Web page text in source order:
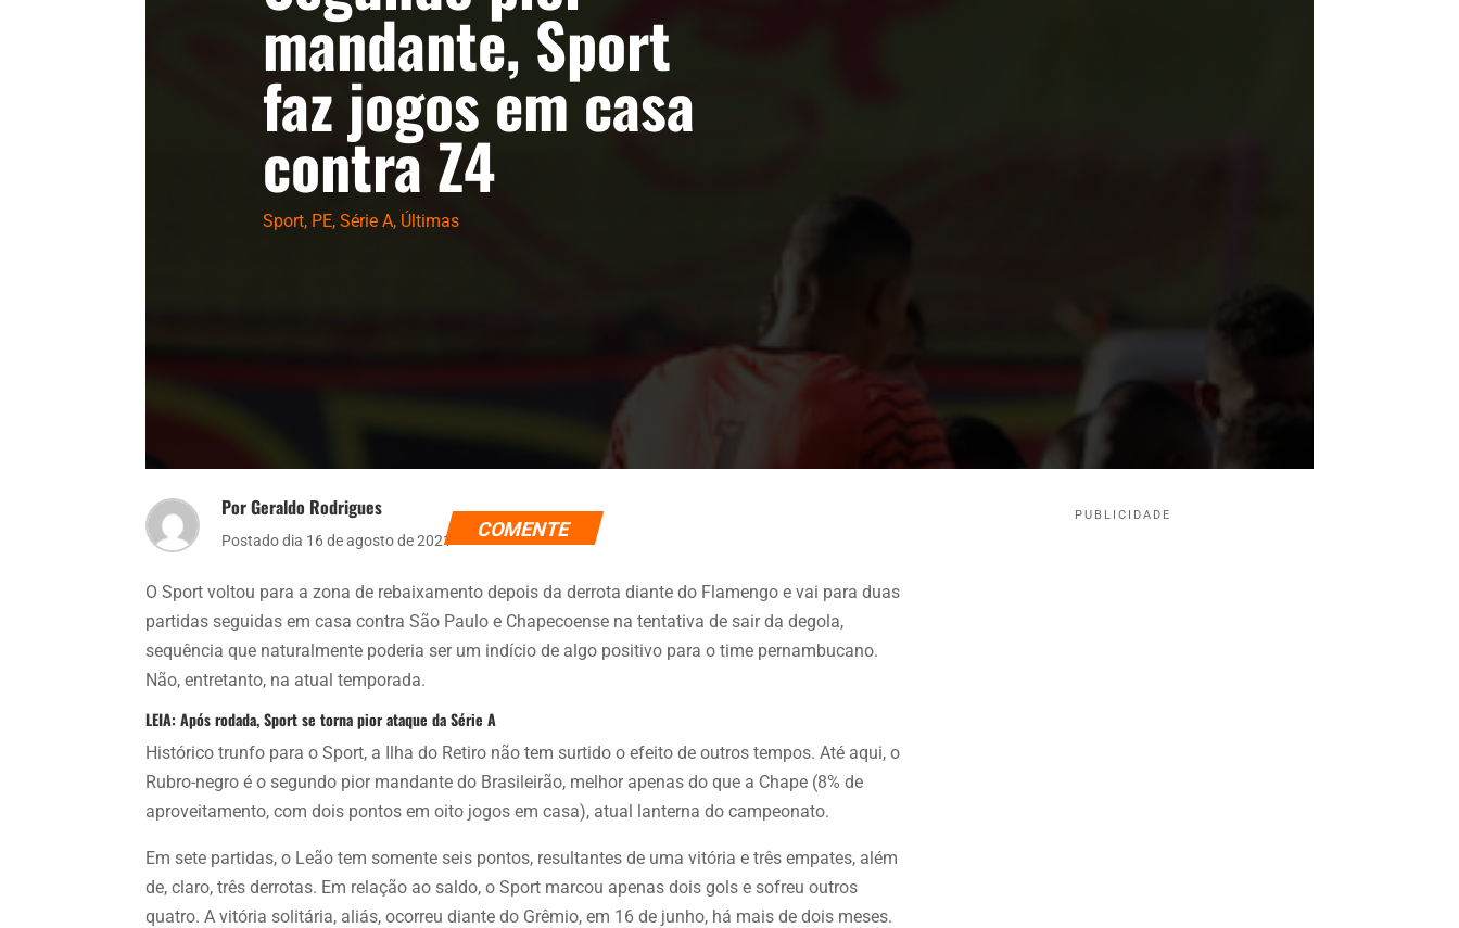
mandante, Sport
faz jogos em casa
contra Z4
Sport, PE, Série A, Últimas
Por Geraldo Rodrigues
Postado dia 16 de agosto de 2021 COMENTE
O Sport voltou para a zona de rebaixamento depois da derrota diante do Flamengo e vai para duas
partidas seguidas em casa contra São Paulo e Chapecoense na tentativa de sair da degola,
sequência que naturalmente poderia ser um indício de algo positivo para o time pernambucano.
Não, entretanto, na atual temporada.
LEIA: Após rodada, Sport se torna pior ataque da Série A
Histórico trunfo para o Sport, a Ilha do Retiro não tem surtido o efeito de outros tempos. Até aqui, o
Rubro-negro é o segundo pior mandante do Brasileirão, melhor apenas do que a Chape (8% de
aproveitamento, com dois pontos em oito jogos em casa), atual lanterna do campeonato.
Em sete partidas, o Leão tem somente seis pontos, resultantes de uma vitória e três empates, além
de, claro, três derrotas. Em relação ao saldo, o Sport marcou apenas dois gols e sofreu outros
quatro. A vitória solitária, aliás, ocorreu diante do Grêmio, em 16 de junho, há mais de dois meses.
PUBLICIDADE